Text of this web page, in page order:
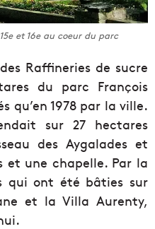
et 16e au coeur du parc
Raffineries de sucre
du parc François
qu’en 1978 par la ville.
sur 27 hectares
des Aygalades et
et une chapelle. Par la
qui ont été bâties sur
et la Villa Aurenty,